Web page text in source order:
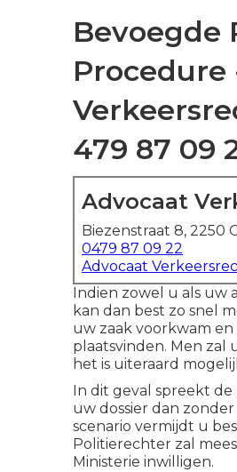
Bevoegde
479 87 09
Advocaat
Biezenstraat 8, 2250
0479 87 09 22
Advocaat
Indien zowel u als uw
kan dan best zo snel
uw zaak voorkwam
plaatsvinden. Men zal
het is uiteraard
In dit geval spreekt
uw dossier dan
scenario vermijdt u
Politierechter zal
Ministerie inwilligen.